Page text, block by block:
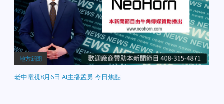
地方新聞
老中電視8月6日 AI主播孟勇 今日焦點